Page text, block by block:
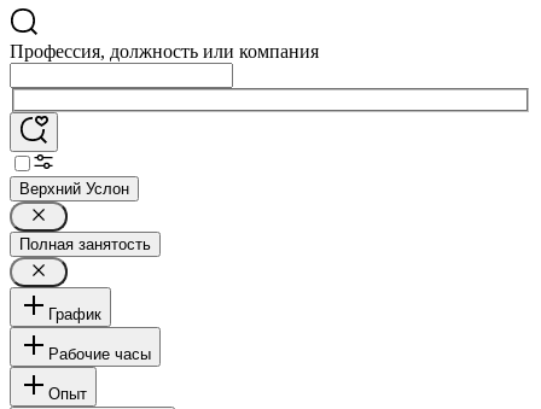
Профессия, должность или компания
Верхний Услон
Полная занятость
График
Рабочие часы
Опыт